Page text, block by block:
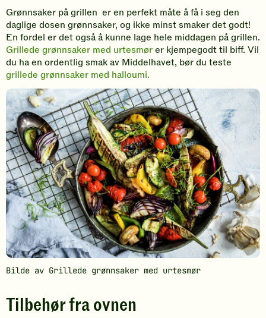
Grønnsaker på grillen er en perfekt måte å få i seg den
daglige dosen grønnsaker, og ikke minst smaker det godt!
En fordel er det også å kunne lage hele middagen på grillen.
Grillede grønnsaker med urtesmører kjempegodt til biff. Vil
du ha en ordentlig smak av Middelhavet, bør du teste
grillede grønnsaker med halloumi.
Bilde av Grillede grønnsaker med urtesmør
Tilbehør fra ovnen